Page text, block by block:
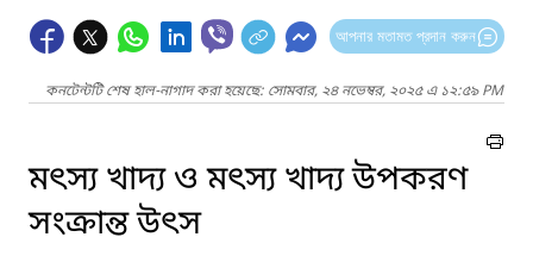
আপনার মতামত প্রদান করুন
কনটেন্টটি শেষ হাল-নাগাদ করা হয়েছে: সোমবার, ২৪ নভেম্বর, ২০২৫ এ ১২:৫৯ PM
মৎস্য খাদ্য ও মৎস্য খাদ্য উপকরণ
সংক্রান্ত উৎস